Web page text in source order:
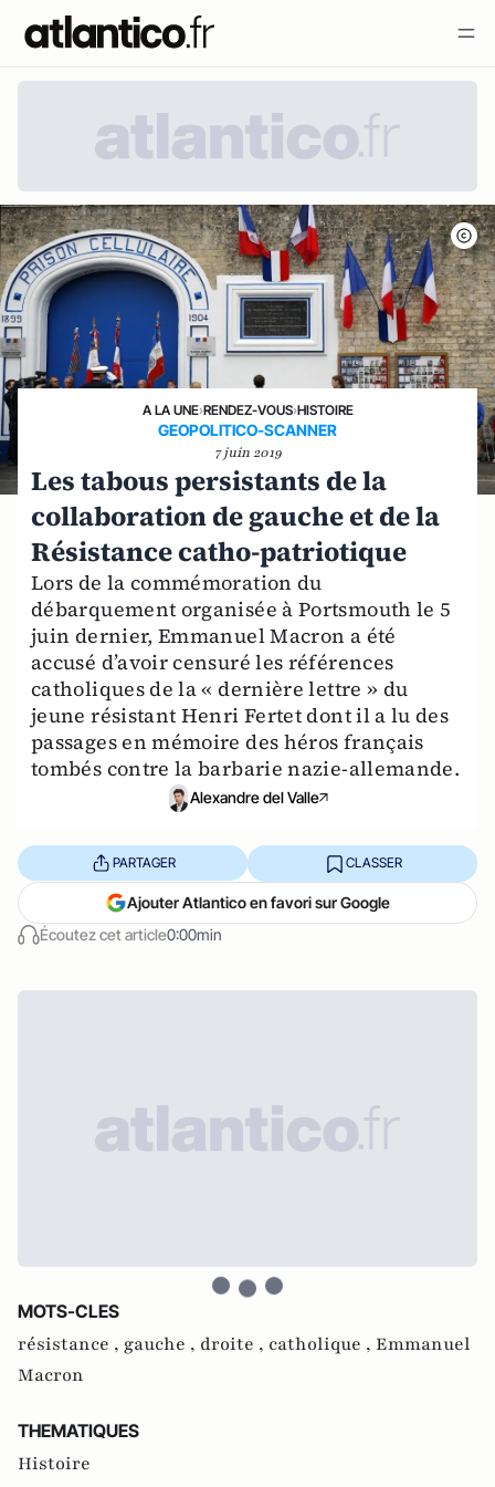
A LA UNE›RENDEZ-VOUS›HISTOIRE
GEOPOLITICO-SCANNER
7 juin 2019
Les tabous persistants de la
collaboration de gauche et de la
Résistance catho-patriotique
Lors de la commémoration du
débarquement organisée à Portsmouth le 5
juin dernier, Emmanuel Macron a été
accusé d’avoir censuré les références
catholiques de la « dernière lettre » du
jeune résistant Henri Fertet dont il a lu des
passages en mémoire des héros français
tombés contre la barbarie nazie-allemande.
Alexandre del Valle
Écoutez cet article0:00min
PARTAGER CLASSER
Ajouter Atlantico en favori sur Google
MOTS-CLES
résistance , gauche , droite , catholique , Emmanuel
Macron
THEMATIQUES
Histoire